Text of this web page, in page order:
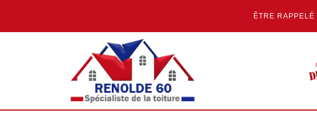
ÊTRE RAPPELÉ